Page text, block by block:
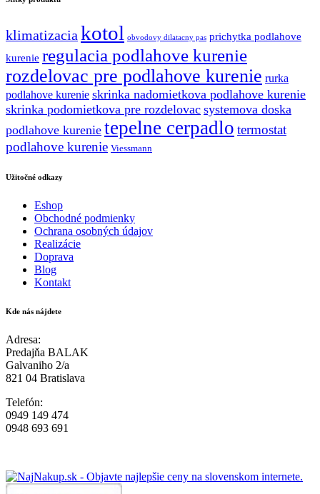
klimatizacia kotol obvodovy dilatacny pas prichytka podlahove
kurenie regulacia podlahove kurenie
rozdelovac pre podlahove kurenie rurka
podlahove kurenie skrinka nadomietkova podlahove kurenie
skrinka podomietkova pre rozdelovac systemova doska
podlahove kurenie tepelne cerpadlo termostat
podlahove kurenie Viessmann
Užitočné odkazy
Eshop
Obchodné podmienky
Ochrana osobných údajov
Realizácie
Doprava
Blog
Kontakt
Kde nás nájdete
Adresa:
Predajňa BALAK
Galvaniho 2/a
821 04 Bratislava
Telefón:
0949 149 474
0948 693 691